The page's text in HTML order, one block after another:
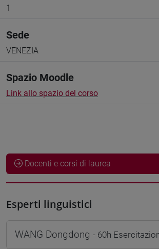
1
Sede
VENEZIA
Spazio Moodle
Link allo spazio del corso
Docenti e corsi di laurea
Esperti linguistici
WANG Dongdong - 60h